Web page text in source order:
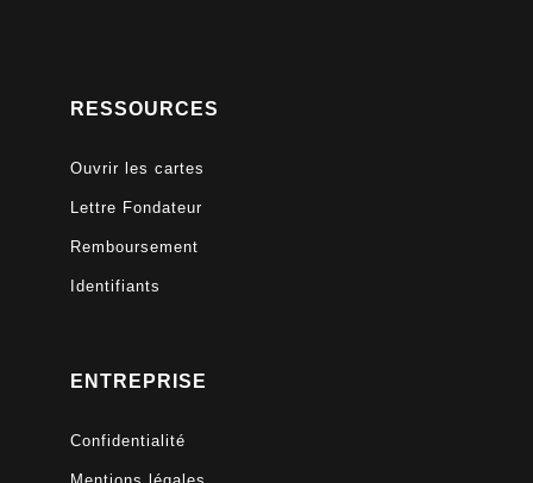
RESSOURCES
Ouvrir les cartes
Lettre Fondateur
Remboursement
Identifiants
ENTREPRISE
Confidentialité